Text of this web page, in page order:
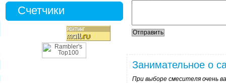
Счетчики
Занимательное о
При выборе смесителя очень